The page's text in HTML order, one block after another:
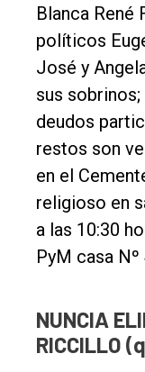
Blanca René
políticos
José y
sus
deudos
restos son
en el
religioso en
a las 10:30
PyM casa Nº
NUNCIA
RICCILLO